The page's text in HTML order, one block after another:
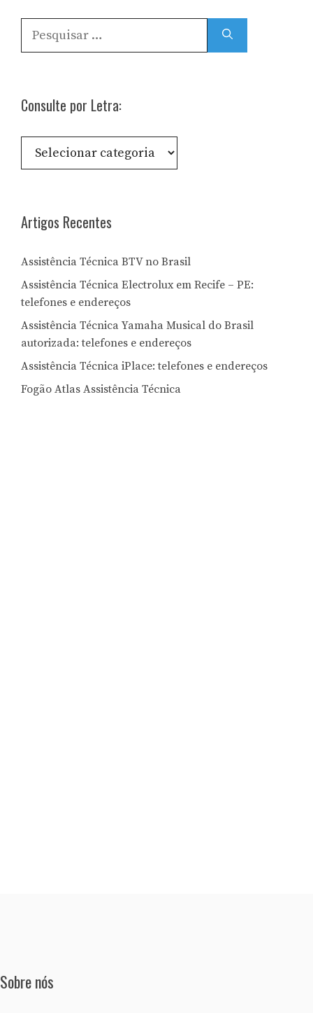
Pesquisar
por:
Consulte por Letra:
Consulte
Artigos Recentes
Assistência Técnica BTV no Brasil
Assistência Técnica Electrolux em Recife – PE:
telefones e endereços
Assistência Técnica Yamaha Musical do Brasil
autorizada: telefones e endereços
Assistência Técnica iPlace: telefones e endereços
Fogão Atlas Assistência Técnica
Sobre nós